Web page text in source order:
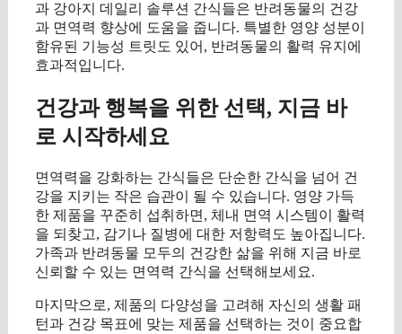
과 강아지 데일리 솔루션 간식들은 반려동물의 건강
과 면역력 향상에 도움을 줍니다. 특별한 영양 성분이
함유된 기능성 트릿도 있어, 반려동물의 활력 유지에
효과적입니다.
건강과 행복을 위한 선택, 지금 바
로 시작하세요
면역력을 강화하는 간식들은 단순한 간식을 넘어 건
강을 지키는 작은 습관이 될 수 있습니다. 영양 가득
한 제품을 꾸준히 섭취하면, 체내 면역 시스템이 활력
을 되찾고, 감기나 질병에 대한 저항력도 높아집니다.
가족과 반려동물 모두의 건강한 삶을 위해 지금 바로
신뢰할 수 있는 면역력 간식을 선택해보세요.
마지막으로, 제품의 다양성을 고려해 자신의 생활 패
턴과 건강 목표에 맞는 제품을 선택하는 것이 중요합